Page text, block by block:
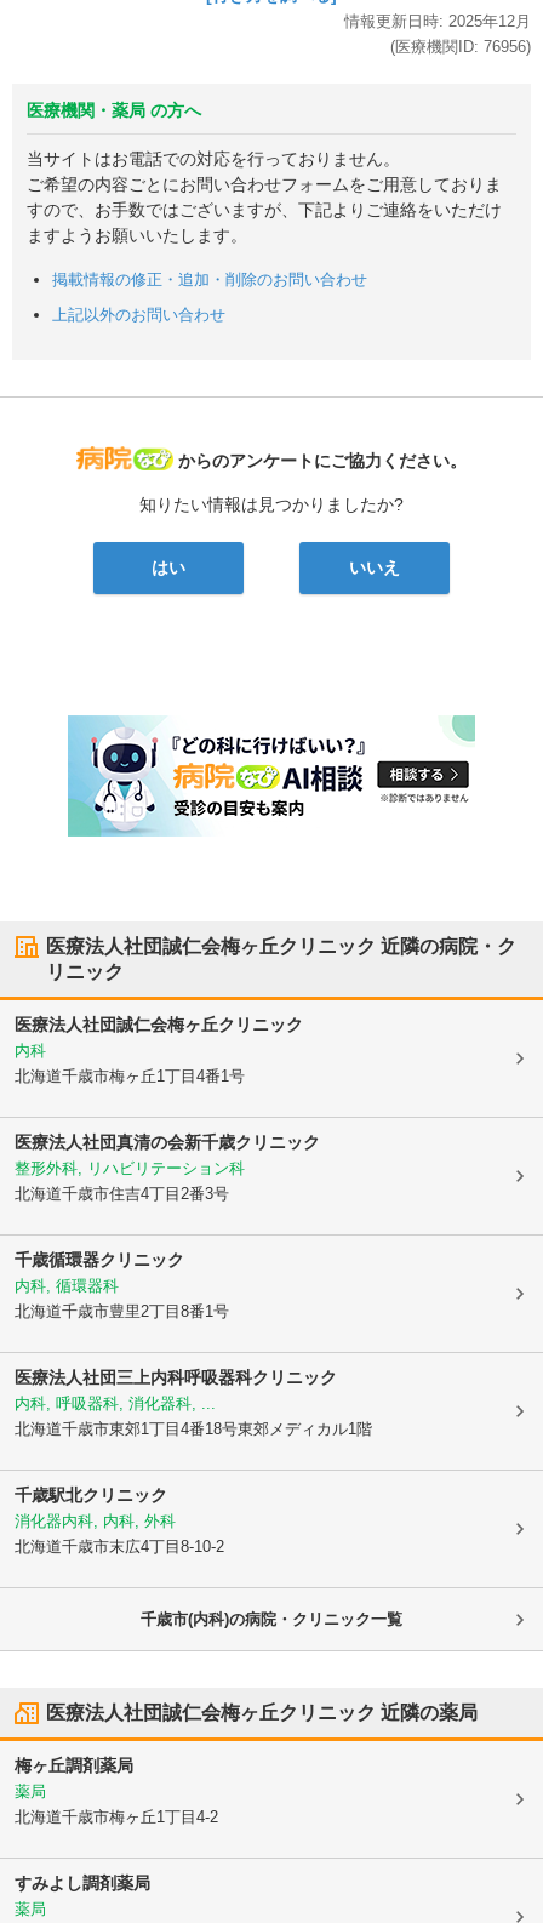
情報更新日時: 2025年12月
(医療機関ID: 76956)
医療機関・薬局 の方へ
当サイトはお電話での対応を行っておりません。
ご希望の内容ごとにお問い合わせフォームをご用意しておりま
すので、お手数ではございますが、下記よりご連絡をいただけ
ますようお願いいたします。
掲載情報の修正・追加・削除のお問い合わせ
上記以外のお問い合わせ
病院なび
からのアンケートにご協力ください。
知りたい情報は見つかりましたか?
はい いいえ
医療法人社団誠仁会梅ヶ丘クリニック 近隣の病院・ク
リニック
医療法人社団誠仁会梅ヶ丘クリニック
内科
北海道千歳市梅ヶ丘1丁目4番1号
医療法人社団真清の会新千歳クリニック
整形外科, リハビリテーション科
北海道千歳市住吉4丁目2番3号
千歳循環器クリニック
内科, 循環器科
北海道千歳市豊里2丁目8番1号
医療法人社団三上内科呼吸器科クリニック
内科, 呼吸器科, 消化器科, ...
北海道千歳市東郊1丁目4番18号東郊メディカル1階
千歳駅北クリニック
消化器内科, 内科, 外科
北海道千歳市末広4丁目8-10-2
千歳市(内科)の病院・クリニック一覧
医療法人社団誠仁会梅ヶ丘クリニック 近隣の薬局
梅ヶ丘調剤薬局
薬局
北海道千歳市梅ヶ丘1丁目4-2
すみよし調剤薬局
薬局